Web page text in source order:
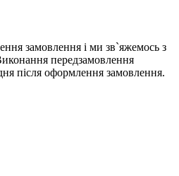
замовлення і ми зв`яжемось з
передзамовлення
після оформлення замовлення.